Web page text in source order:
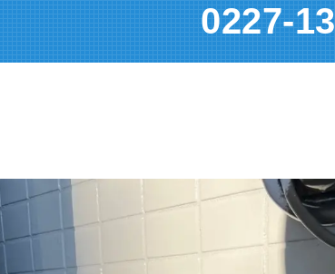
0227-13